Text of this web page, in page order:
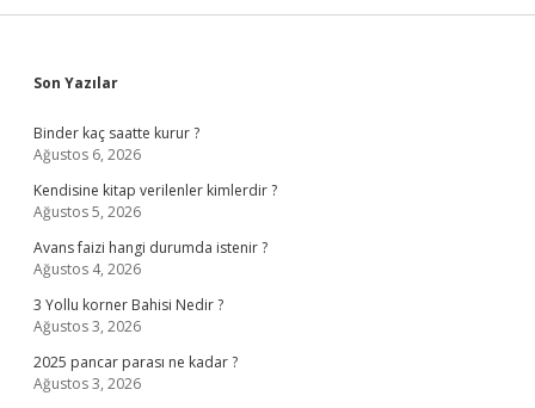
Sidebar
Son Yazılar
Binder kaç saatte kurur ?
Ağustos 6, 2026
Kendisine kitap verilenler kimlerdir ?
Ağustos 5, 2026
Avans faizi hangi durumda istenir ?
Ağustos 4, 2026
3 Yollu korner Bahisi Nedir ?
Ağustos 3, 2026
2025 pancar parası ne kadar ?
Ağustos 3, 2026